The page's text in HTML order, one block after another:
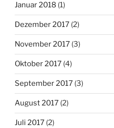
Januar 2018 (1)
Dezember 2017 (2)
November 2017 (3)
Oktober 2017 (4)
September 2017 (3)
August 2017 (2)
Juli 2017 (2)